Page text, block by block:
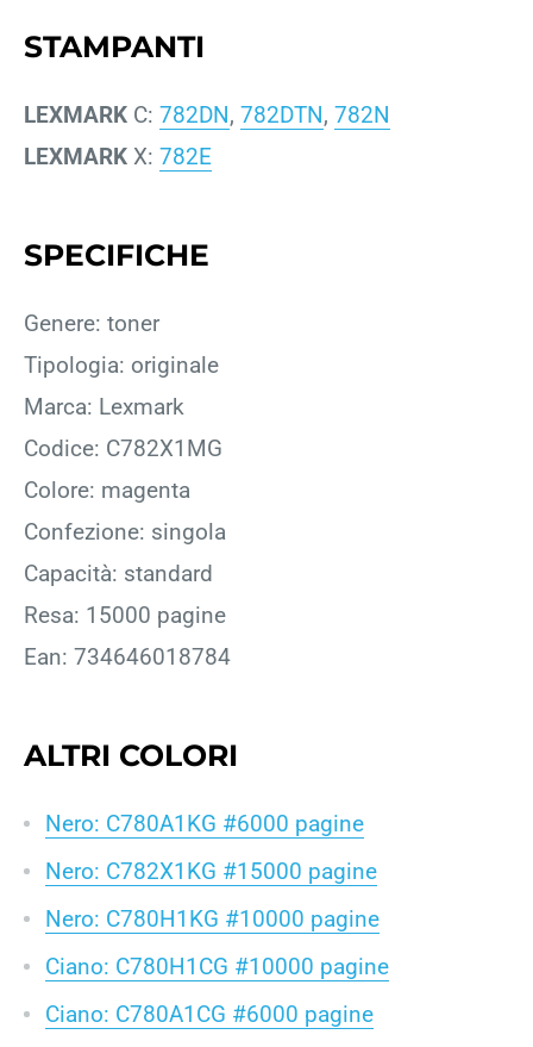
STAMPANTI
LEXMARK C: 782DN, 782DTN, 782N
LEXMARK X: 782E
SPECIFICHE
Genere: toner
Tipologia: originale
Marca: Lexmark
Codice: C782X1MG
Colore: magenta
Confezione: singola
Capacità: standard
Resa: 15000 pagine
Ean: 734646018784
ALTRI COLORI
Nero: C780A1KG #6000 pagine
Nero: C782X1KG #15000 pagine
Nero: C780H1KG #10000 pagine
Ciano: C780H1CG #10000 pagine
Ciano: C780A1CG #6000 pagine